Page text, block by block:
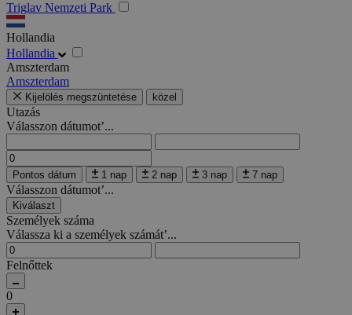
Triglav Nemzeti Park
Hollandia
Hollandia
Amszterdam
Amszterdam
Kijelölés megszüntetése közel
Utazás
Válasszon dátumot’...
Pontos dátum 1 nap 2 nap 3 nap 7 nap
Válasszon dátumot’...
Kiválaszt
Személyek száma
Válassza ki a személyek számát’...
Felnőttek
0